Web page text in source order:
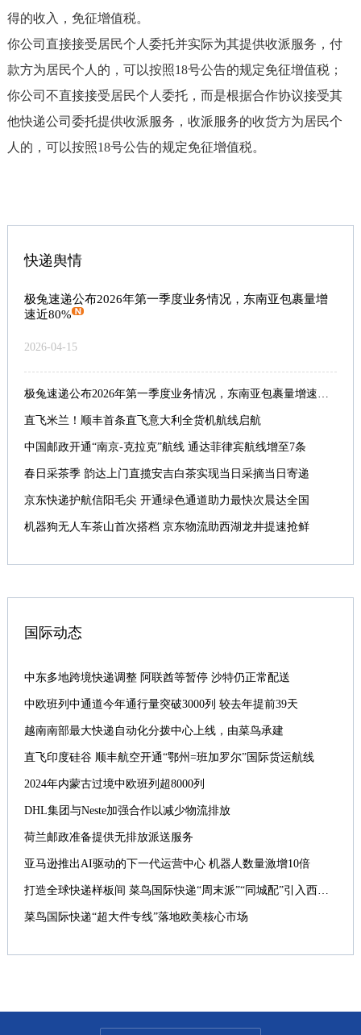
得的收入，免征增值税。
你公司直接接受居民个人委托并实际为其提供收派服务，付
款方为居民个人的，可以按照18号公告的规定免征增值税；
你公司不直接接受居民个人委托，而是根据合作协议接受其
他快递公司委托提供收派服务，收派服务的收货方为居民个
人的，可以按照18号公告的规定免征增值税。
快递舆情
极兔速递公布2026年第一季度业务情况，东南亚包裹量增
速近80%
2026-04-15
极兔速递公布2026年第一季度业务情况，东南亚包裹量增速近80%
直飞米兰！顺丰首条直飞意大利全货机航线启航
中国邮政开通“南京-克拉克”航线 通达菲律宾航线增至7条
春日采茶季 韵达上门直揽安吉白茶实现当日采摘当日寄递
京东快递护航信阳毛尖 开通绿色通道助力最快次晨达全国
机器狗无人车茶山首次搭档 京东物流助西湖龙井提速抢鲜
国际动态
中东多地跨境快递调整 阿联酋等暂停 沙特仍正常配送
中欧班列中通道今年通行量突破3000列 较去年提前39天
越南南部最大快递自动化分拨中心上线，由菜鸟承建
直飞印度硅谷 顺丰航空开通“鄂州=班加罗尔”国际货运航线
2024年内蒙古过境中欧班列超8000列
DHL集团与Neste加强合作以减少物流排放
荷兰邮政准备提供无排放派送服务
亚马逊推出AI驱动的下一代运营中心 机器人数量激增10倍
打造全球快递样板间 菜鸟国际快递“周末派”“同城配”引入西班牙
菜鸟国际快递“超大件专线”落地欧美核心市场